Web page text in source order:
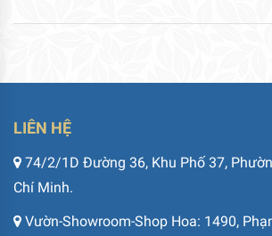
LIÊN HỆ
74/2/1D Đường 36, Khu Phố 37,
Chí Minh.
Vườn-Showroom-Shop Hoa: 1490,